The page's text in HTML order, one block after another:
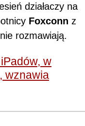
działaczy na
Foxconn z
rozmawiają.
w
wznawia